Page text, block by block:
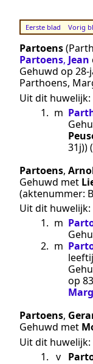
Eerste blad Vorig
Partoens
Partoens, Jean
Gehuwd op
Parthoens,
Uit dit huwelijk:
1. m
31j))
Partoens,
Gehuwd met
(aktenummer:
Uit dit huwelijk:
1. m
2. m
op
Partoens,
Gehuwd met
Uit dit huwelijk:
1. v